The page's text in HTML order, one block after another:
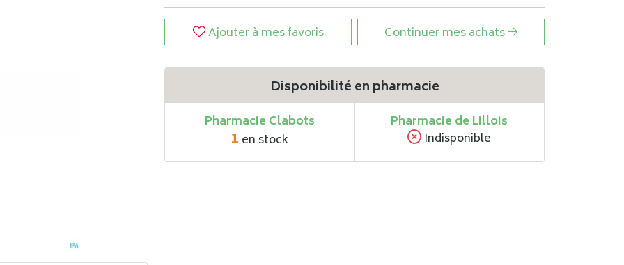
Ajouter à mes favoris Continuer mes achats
Disponibilité en pharmacie
Pharmacie Clabots
1 en stock
Pharmacie de Lillois
Indisponible